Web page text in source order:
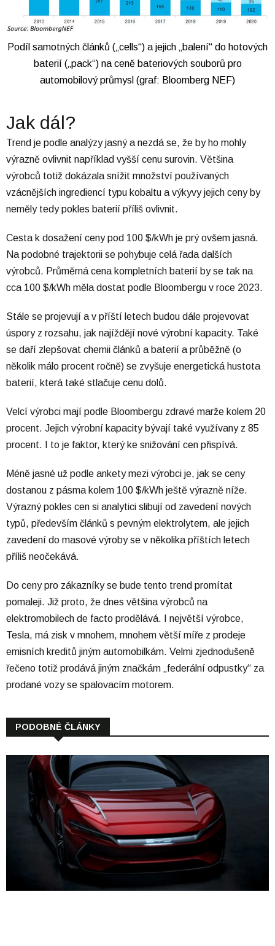
Podíl samotných článků („cells“) a jejich „balení“ do hotových
baterií („pack“) na ceně bateriových souborů pro
automobilový průmysl (graf: Bloomberg NEF)
Jak dál?
Trend je podle analýzy jasný a nezdá se, že by ho mohly
výrazně ovlivnit například vyšší cenu surovin. Většina
výrobců totiž dokázala snížit množství používaných
vzácnějších ingrediencí typu kobaltu a výkyvy jejich ceny by
neměly tedy pokles baterií příliš ovlivnit.
Cesta k dosažení ceny pod 100 $/kWh je prý ovšem jasná.
Na podobné trajektorii se pohybuje celá řada dalších
výrobců. Průměrná cena kompletních baterií by se tak na
cca 100 $/kWh měla dostat podle Bloombergu v roce 2023.
Stále se projevují a v příští letech budou dále projevovat
úspory z rozsahu, jak najíždějí nové výrobní kapacity. Také
se daří zlepšovat chemii článků a baterií a průběžně (o
několik málo procent ročně) se zvyšuje energetická hustota
baterií, která také stlačuje cenu dolů.
Velcí výrobci mají podle Bloombergu zdravé marže kolem 20
procent. Jejich výrobní kapacity bývají také využívany z 85
procent. I to je faktor, který ke snižování cen přispívá.
Méně jasné už podle ankety mezi výrobci je, jak se ceny
dostanou z pásma kolem 100 $/kWh ještě výrazně níže.
Výrazný pokles cen si analytici slibují od zavedení nových
typů, především článků s pevným elektrolytem, ale jejich
zavedení do masové výroby se v několika příštích letech
příliš neočekává.
Do ceny pro zákazníky se bude tento trend promítat
pomaleji. Již proto, že dnes většina výrobců na
elektromobilech de facto prodělává. I největší výrobce,
Tesla, má zisk v mnohem, mnohem větší míře z prodeje
emisních kreditů jiným automobilkám. Velmi zjednodušeně
řečeno totiž prodává jiným značkám „federální odpustky“ za
prodané vozy se spalovacím motorem.
PODOBNÉ ČLÁNKY